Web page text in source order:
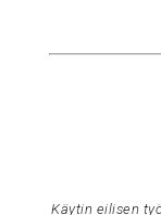
Käytin eilisen